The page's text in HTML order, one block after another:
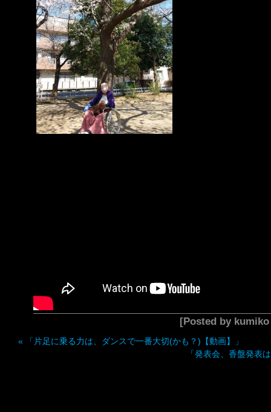
[Posted by kumiko
«
「片足に乗る力は、ダンスで一番大切(かも？)【動画】」
「発表会、香盤発表